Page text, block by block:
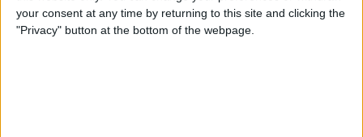
your consent at any time by returning to this site and clicking the
"Privacy" button at the bottom of the webpage.
Llull
PerMoisés Pérez